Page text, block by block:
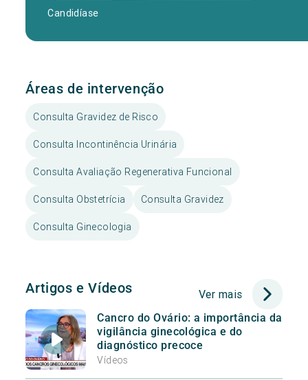
Candidíase
Áreas de intervenção
Consulta Gravidez de Risco
Consulta Incontinência Urinária
Consulta Avaliação Regenerativa Funcional
Consulta Obstetrícia Consulta Gravidez
Consulta Ginecologia
Artigos e Vídeos Ver mais
Cancro do Ovário: a importância da
vigilância ginecológica e do
diagnóstico precoce
Vídeos